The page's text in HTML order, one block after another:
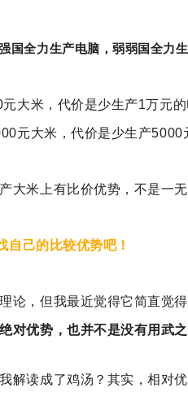
国全力生产电脑，弱弱国全力生
大米，代价是少生产1万元的
元大米，代价是少生产5000
大米上有比价优势，不是一无
自己的比较优势吧！
论，但我最近觉得它简直觉
对优势，也并不是没有用武之
解读成了鸡汤？其实，相对